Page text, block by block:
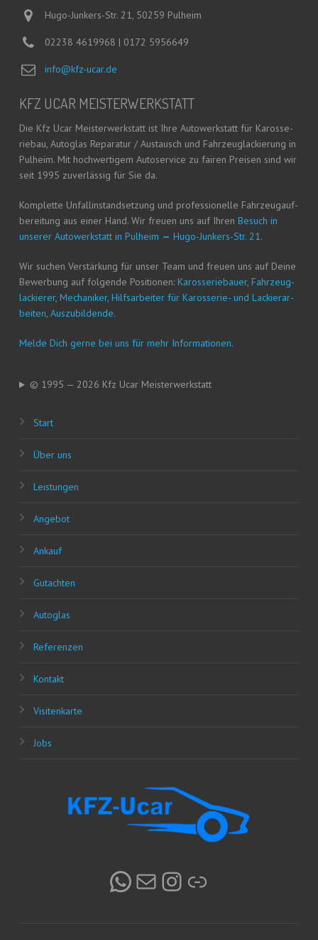
Hugo-Junkers-Str. 21, 50259 Pulheim
02238 4619968 | 0172 5956649
info@kfz-ucar.de
KFZ UCAR MEISTERWERKSTATT
Die Kfz Ucar Meis­ter­werk­statt ist Ihre Auto­werk­statt für Karos­se­
rie­bau, Auto­glas Repa­ra­tur / Aus­tausch und Fahr­zeug­la­ckie­rung in
Pul­heim. Mit hoch­wer­ti­gem Auto­ser­vice zu fai­ren Prei­sen sind wir
seit 1995 zuver­läs­sig für Sie da.
Kom­plet­te Unfall­in­stand­set­zung und pro­fes­sio­nel­le Fahr­zeug­auf­
be­rei­tung aus einer Hand. Wir freu­en uns auf Ihren Besuch in
unse­rer Auto­werk­statt in Pul­heim — Hugo-Jun­kers-Str. 21.
Wir suchen Ver­stär­kung für unser Team und freu­en uns auf Dei­ne
Bewer­bung auf fol­gen­de Posi­tio­nen: Karos­se­rie­bau­er, Fahr­zeug­
la­ckie­rer, Mecha­ni­ker, Hilfs­ar­bei­ter für Karos­se­rie- und Lackier­ar­
bei­ten, Auszubildende.
Mel­de Dich ger­ne bei uns für mehr Informationen.
© 1995 — 2026 Kfz Ucar Meisterwerkstatt
Start
Über uns
Leis­tun­gen
Ange­bot
Ankauf
Gut­ach­ten
Auto­glas
Refe­ren­zen
Kon­takt
Visi­ten­kar­te
Jobs
WhatsApp
E-MailInstagram
Link